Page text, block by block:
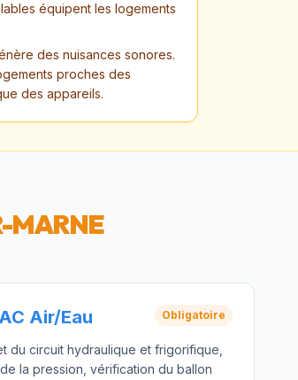
équipent les logements
des nuisances sonores.
proches des
des appareils.
MARNE
Air/Eau Obligatoire
du circuit hydraulique et frigorifique,
la pression, vérification du ballon